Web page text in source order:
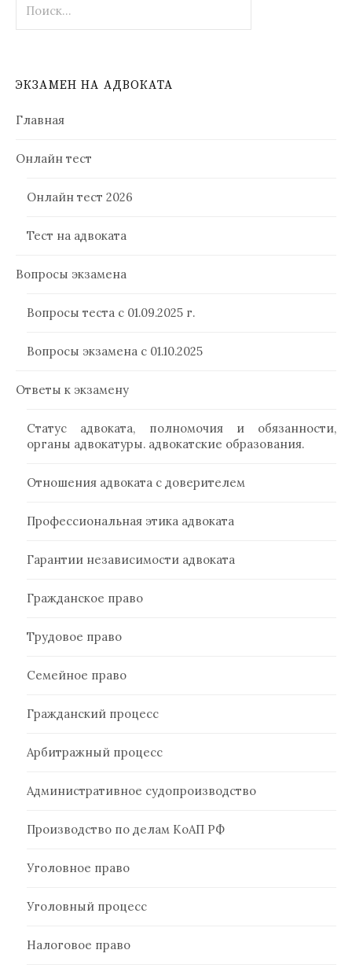
ЭКЗАМЕН НА АДВОКАТА
Главная
Онлайн тест
Онлайн тест 2026
Тест на адвоката
Вопросы экзамена
Вопросы теста с 01.09.2025 г.
Вопросы экзамена с 01.10.2025
Ответы к экзамену
Статус адвоката, полномочия и обязанности,
органы адвокатуры. адвокатские образования.
Отношения адвоката с доверителем
Профессиональная этика адвоката
Гарантии независимости адвоката
Гражданское право
Трудовое право
Семейное право
Гражданский процесс
Арбитражный процесс
Административное судопроизводство
Производство по делам КоАП РФ
Уголовное право
Уголовный процесс
Налоговое право